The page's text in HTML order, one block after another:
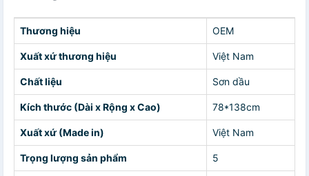
Thương hiệu OEM
Xuất xứ thương hiệu Việt Nam
Chất liệu Sơn dầu
Kích thước (Dài x Rộng x Cao) 78*138cm
Xuất xứ (Made in) Việt Nam
Trọng lượng sản phẩm 5